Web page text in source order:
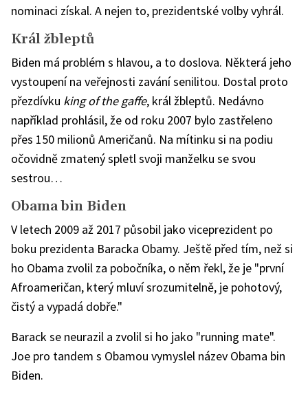
nominaci získal. A nejen to, prezidentské volby vyhrál.
Král žbleptů
Biden má problém s hlavou, a to doslova. Některá jeho
vystoupení na veřejnosti zavání senilitou. Dostal proto
přezdívku king of the gaffe, král žbleptů. Nedávno
například prohlásil, že od roku 2007 bylo zastřeleno
přes 150 milionů Američanů. Na mítinku si na podiu
očovidně zmatený spletl svoji manželku se svou
sestrou…
Obama bin Biden
V letech 2009 až 2017 působil jako viceprezident po
boku prezidenta Baracka Obamy. Ještě před tím, než si
ho Obama zvolil za pobočníka, o něm řekl, že je "první
Afroameričan, který mluví srozumitelně, je pohotový,
čistý a vypadá dobře."
Barack se neurazil a zvolil si ho jako "running mate".
Joe pro tandem s Obamou vymyslel název Obama bin
Biden.